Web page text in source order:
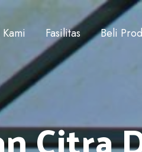
Fasilitas Beli